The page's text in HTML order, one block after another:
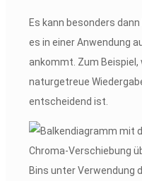
Es kann besonders
es in einer Anwendung
ankommt. Zum
naturgetreue
entscheidend ist.